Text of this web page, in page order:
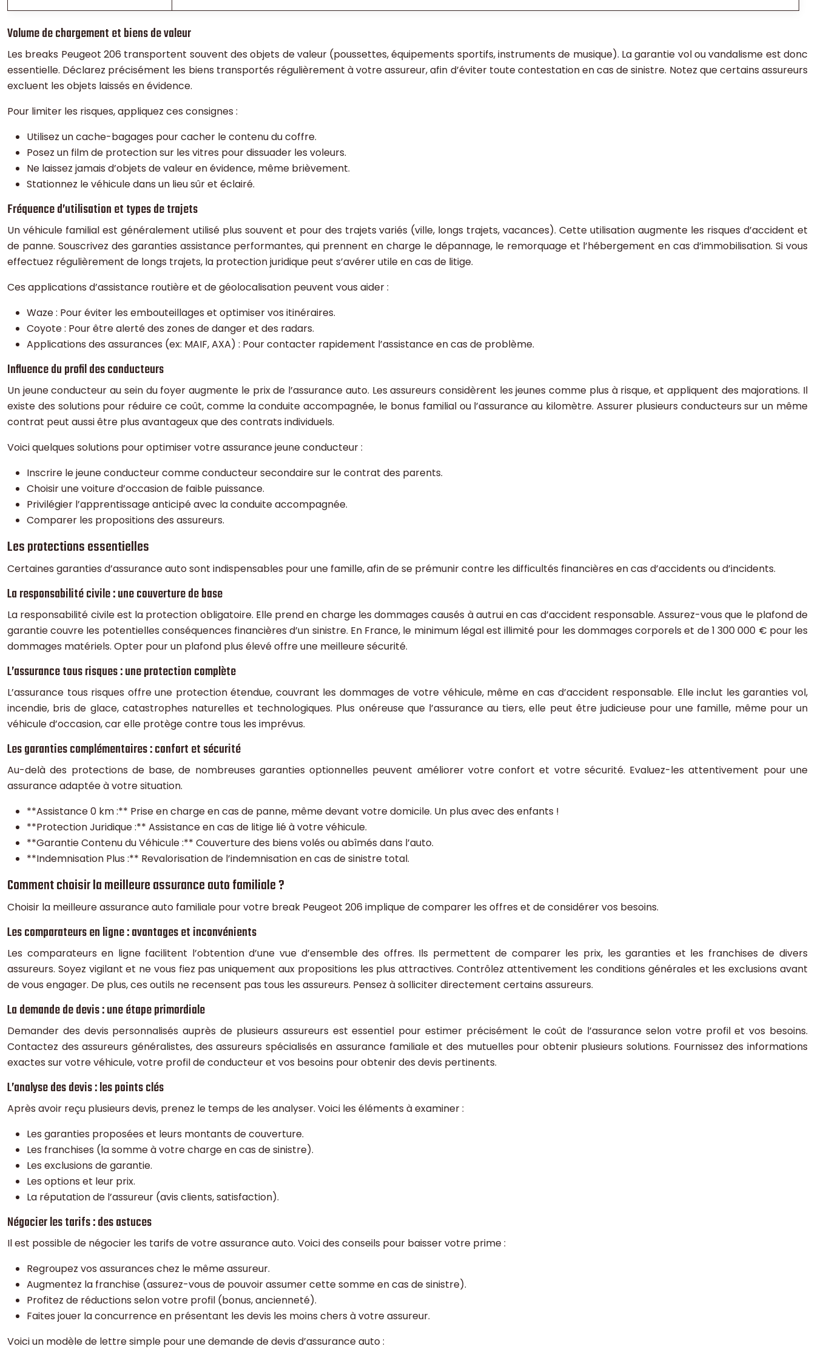
Volume de chargement et biens de valeur
Les breaks Peugeot 206 transportent souvent des objets de valeur (poussettes, équipements sportifs, instruments de musique). La garantie vol ou vandalisme est donc
essentielle. Déclarez précisément les biens transportés régulièrement à votre assureur, afin d’éviter toute contestation en cas de sinistre. Notez que certains assureurs
excluent les objets laissés en évidence.
Pour limiter les risques, appliquez ces consignes :
Utilisez un cache-bagages pour cacher le contenu du coffre.
Posez un film de protection sur les vitres pour dissuader les voleurs.
Ne laissez jamais d’objets de valeur en évidence, même brièvement.
Stationnez le véhicule dans un lieu sûr et éclairé.
Fréquence d’utilisation et types de trajets
Un véhicule familial est généralement utilisé plus souvent et pour des trajets variés (ville, longs trajets, vacances). Cette utilisation augmente les risques d’accident et
de panne. Souscrivez des garanties assistance performantes, qui prennent en charge le dépannage, le remorquage et l’hébergement en cas d’immobilisation. Si vous
effectuez régulièrement de longs trajets, la protection juridique peut s’avérer utile en cas de litige.
Ces applications d’assistance routière et de géolocalisation peuvent vous aider :
Waze : Pour éviter les embouteillages et optimiser vos itinéraires.
Coyote : Pour être alerté des zones de danger et des radars.
Applications des assurances (ex: MAIF, AXA) : Pour contacter rapidement l’assistance en cas de problème.
Influence du profil des conducteurs
Un jeune conducteur au sein du foyer augmente le prix de l’assurance auto. Les assureurs considèrent les jeunes comme plus à risque, et appliquent des majorations. Il
existe des solutions pour réduire ce coût, comme la conduite accompagnée, le bonus familial ou l’assurance au kilomètre. Assurer plusieurs conducteurs sur un même
contrat peut aussi être plus avantageux que des contrats individuels.
Voici quelques solutions pour optimiser votre assurance jeune conducteur :
Inscrire le jeune conducteur comme conducteur secondaire sur le contrat des parents.
Choisir une voiture d’occasion de faible puissance.
Privilégier l’apprentissage anticipé avec la conduite accompagnée.
Comparer les propositions des assureurs.
Les protections essentielles
Certaines garanties d’assurance auto sont indispensables pour une famille, afin de se prémunir contre les difficultés financières en cas d’accidents ou d’incidents.
La responsabilité civile : une couverture de base
La responsabilité civile est la protection obligatoire. Elle prend en charge les dommages causés à autrui en cas d’accident responsable. Assurez-vous que le plafond de
garantie couvre les potentielles conséquences financières d’un sinistre. En France, le minimum légal est illimité pour les dommages corporels et de 1 300 000 € pour les
dommages matériels. Opter pour un plafond plus élevé offre une meilleure sécurité.
L’assurance tous risques : une protection complète
L’assurance tous risques offre une protection étendue, couvrant les dommages de votre véhicule, même en cas d’accident responsable. Elle inclut les garanties vol,
incendie, bris de glace, catastrophes naturelles et technologiques. Plus onéreuse que l’assurance au tiers, elle peut être judicieuse pour une famille, même pour un
véhicule d’occasion, car elle protège contre tous les imprévus.
Les garanties complémentaires : confort et sécurité
Au-delà des protections de base, de nombreuses garanties optionnelles peuvent améliorer votre confort et votre sécurité. Evaluez-les attentivement pour une
assurance adaptée à votre situation.
**Assistance 0 km :** Prise en charge en cas de panne, même devant votre domicile. Un plus avec des enfants !
**Protection Juridique :** Assistance en cas de litige lié à votre véhicule.
**Garantie Contenu du Véhicule :** Couverture des biens volés ou abîmés dans l’auto.
**Indemnisation Plus :** Revalorisation de l’indemnisation en cas de sinistre total.
Comment choisir la meilleure assurance auto familiale ?
Choisir la meilleure assurance auto familiale pour votre break Peugeot 206 implique de comparer les offres et de considérer vos besoins.
Les comparateurs en ligne : avantages et inconvénients
Les comparateurs en ligne facilitent l’obtention d’une vue d’ensemble des offres. Ils permettent de comparer les prix, les garanties et les franchises de divers
assureurs. Soyez vigilant et ne vous fiez pas uniquement aux propositions les plus attractives. Contrôlez attentivement les conditions générales et les exclusions avant
de vous engager. De plus, ces outils ne recensent pas tous les assureurs. Pensez à solliciter directement certains assureurs.
La demande de devis : une étape primordiale
Demander des devis personnalisés auprès de plusieurs assureurs est essentiel pour estimer précisément le coût de l’assurance selon votre profil et vos besoins.
Contactez des assureurs généralistes, des assureurs spécialisés en assurance familiale et des mutuelles pour obtenir plusieurs solutions. Fournissez des informations
exactes sur votre véhicule, votre profil de conducteur et vos besoins pour obtenir des devis pertinents.
L’analyse des devis : les points clés
Après avoir reçu plusieurs devis, prenez le temps de les analyser. Voici les éléments à examiner :
Les garanties proposées et leurs montants de couverture.
Les franchises (la somme à votre charge en cas de sinistre).
Les exclusions de garantie.
Les options et leur prix.
La réputation de l’assureur (avis clients, satisfaction).
Négocier les tarifs : des astuces
Il est possible de négocier les tarifs de votre assurance auto. Voici des conseils pour baisser votre prime :
Regroupez vos assurances chez le même assureur.
Augmentez la franchise (assurez-vous de pouvoir assumer cette somme en cas de sinistre).
Profitez de réductions selon votre profil (bonus, ancienneté).
Faites jouer la concurrence en présentant les devis les moins chers à votre assureur.
Voici un modèle de lettre simple pour une demande de devis d’assurance auto :